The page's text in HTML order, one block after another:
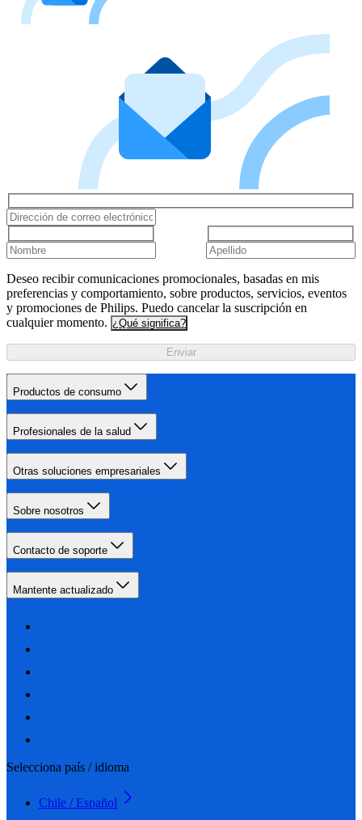
Deseo recibir comunicaciones promocionales, basadas en mis
preferencias y comportamiento, sobre productos, servicios, eventos
y promociones de Philips. Puedo cancelar la suscripción en
cualquier momento. ¿Qué significa?
Enviar
Productos de consumo
Profesionales de la salud
Otras soluciones empresariales
Sobre nosotros
Contacto de soporte
Mantente actualizado
Selecciona país / idioma
Chile / Español